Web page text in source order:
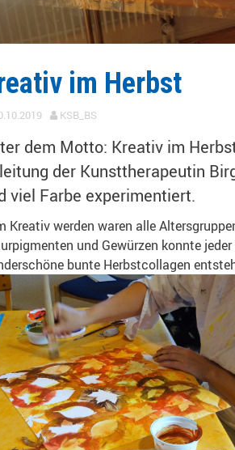
im Herbst
KSB_BS
dem Motto: Kreativ im
der Kunsttherapeutin
viel Farbe experimentiert.
Kreativ werden waren alle
und Gewürzen konnte
bunte Herbstcollagen